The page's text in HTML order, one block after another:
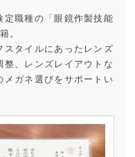
定職種の「眼鏡作製技能
。
タイルにあったレンズ
、レンズレイアウトな
メガネ選びをサポートい